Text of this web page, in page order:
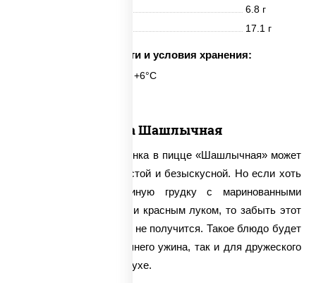
6.8 г
17.1 г
Срок годности и условия хранения:
24 часа при t° от +2°C до +6°C
Пицца Шашлычная
На первый взгляд, начинка в пицце «Шашлычная» может
показаться совсем простой и безыскусной. Но если хоть
раз попробовать куриную грудку с маринованными
огурцами, Моцареллой и красным луком, то забыть этот
изумительный вкус уже не получится. Такое блюдо будет
уместно как для домашнего ужина, так и для дружеского
пикника на свежем воздухе.